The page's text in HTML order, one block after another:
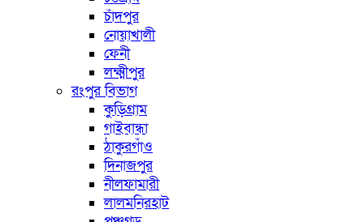
চাঁদপুর
নোয়াখালী
ফেনী
লক্ষ্মীপুর
রংপুর বিভাগ
কুড়িগ্রাম
গাইবান্ধা
ঠাকুরগাঁও
দিনাজপুর
নীলফামারী
লালমনিরহাট